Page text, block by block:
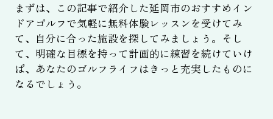
まずは、この記事で紹介した延岡市のおすすめイン
ドアゴルフで気軽に無料体験レッスンを受けてみ
て、自分に合った施設を探してみましょう。そし
て、明確な目標を持って計画的に練習を続けていけ
ば、あなたのゴルフライフはきっと充実したものに
なるでしょう。